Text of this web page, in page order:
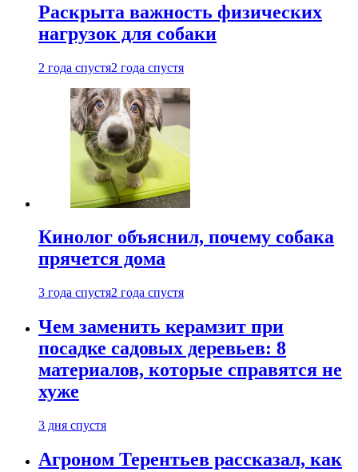
Раскрыта важность физических
нагрузок для собаки
2 года спустя2 года спустя
Кинолог объяснил, почему собака
прячется дома
3 года спустя2 года спустя
Чем заменить керамзит при
посадке садовых деревьев: 8
материалов, которые справятся не
хуже
3 дня спустя
Агроном Терентьев рассказал, как